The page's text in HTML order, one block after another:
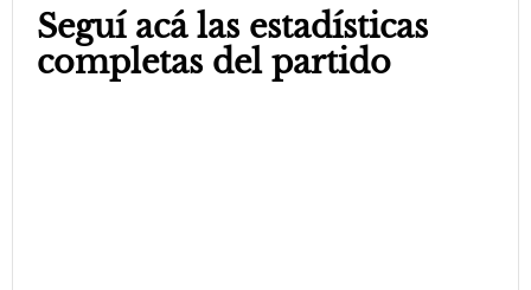
Seguí acá las estadísticas
completas del partido